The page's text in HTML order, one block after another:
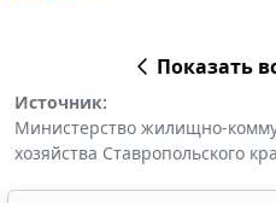
Показать
Источник:
Министерство жилищно-
хозяйства Ставропольского